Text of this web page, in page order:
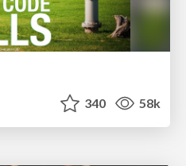
340 58k